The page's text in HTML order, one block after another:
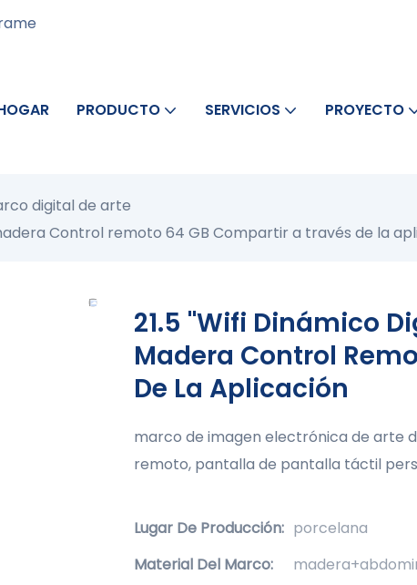
PRODUCTO SERVICIOS PROYECTO
digital de arte
Control remoto 64 GB Compartir a través de la
21.5 "Wifi Dinámico
Madera Control
De La Aplicación
marco de imagen electrónica de arte
remoto, pantalla de pantalla táctil
Lugar De Producción: porcelana
Material Del Marco: